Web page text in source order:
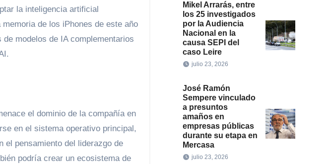
la inteligencia artificial
de los iPhones de este año
modelos de IA complementarios
el dominio de la compañía en
en el sistema operativo principal,
el pensamiento del liderazgo de
podría crear un ecosistema de
Mikel Arrarás, entre
los 25 investigados
por la Audiencia
Nacional en la
causa SEPI del
caso Leire
julio 23, 2026
José Ramón
Sempere vinculado
a presuntos
amaños en
empresas públicas
durante su etapa en
Mercasa
julio 23, 2026